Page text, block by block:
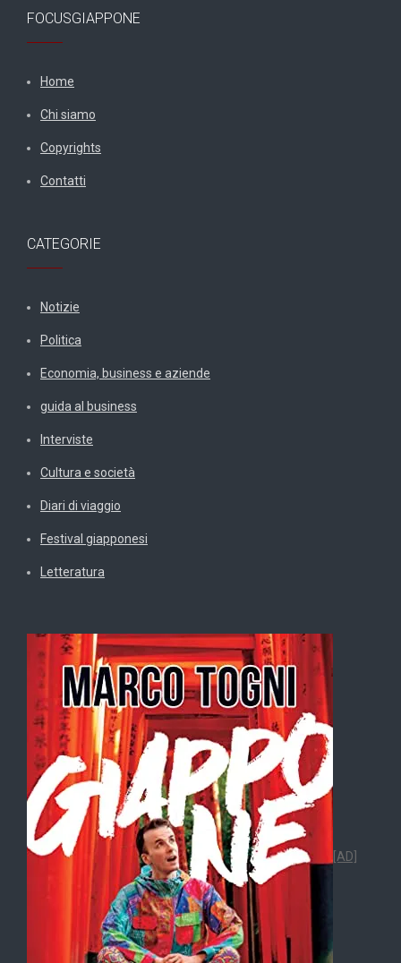
FOCUSGIAPPONE
Home
Chi siamo
Copyrights
Contatti
CATEGORIE
Notizie
Politica
Economia, business e aziende
guida al business
Interviste
Cultura e società
Diari di viaggio
Festival giapponesi
Letteratura
[AD]